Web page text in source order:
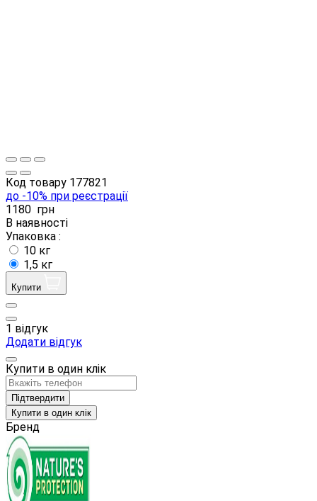
Код товару 177821
до -10% при реєстрації
1180 грн
В наявності
Упаковка :
10 кг
1,5 кг
Купити
1 відгук
Додати відгук
Купити в один клік
Підтвердити
Купити в один клік
Бренд